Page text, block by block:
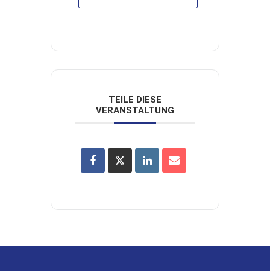
TEILE DIESE
VERANSTALTUNG